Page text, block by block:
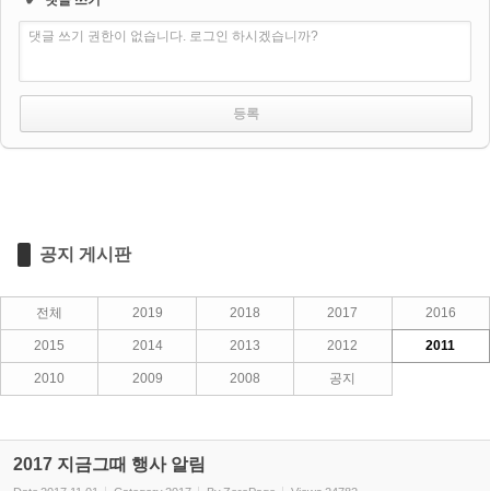
댓글 쓰기 권한이 없습니다. 로그인 하시겠습니까?
공지 게시판
전체 2019 2018 2017 2016
2015 2014 2013 2012 2011
2010 2009 2008 공지
2017 지금그때 행사 알림